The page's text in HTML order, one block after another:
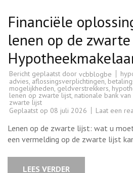
Financiële
lenen op de
Bericht geplaatst door vcbblogbe
advies, aflossingsverplichtingen,
mogelijkheden,geldverstrekkers,
lenen op zwarte lijst, nationale bank
zwarte lijst
Geplaatst op 08 juli 2026 Laat een
Lenen op de zwarte lijst: wat u
een vermelding op de zwarte lijst
LEES VERDER